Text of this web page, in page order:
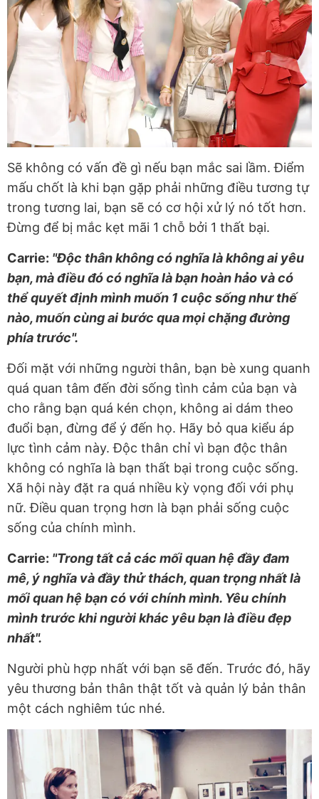
Sẽ không có vấn đề gì nếu bạn mắc sai lầm. Điểm
mấu chốt là khi bạn gặp phải những điều tương tự
trong tương lai, bạn sẽ có cơ hội xử lý nó tốt hơn.
Đừng để bị mắc kẹt mãi 1 chỗ bởi 1 thất bại.
Carrie: "Độc thân không có nghĩa là không ai yêu
bạn, mà điều đó có nghĩa là bạn hoàn hảo và có
thể quyết định mình muốn 1 cuộc sống như thế
nào, muốn cùng ai bước qua mọi chặng đường
phía trước".
Đối mặt với những người thân, bạn bè xung quanh
quá quan tâm đến đời sống tình cảm của bạn và
cho rằng bạn quá kén chọn, không ai dám theo
đuổi bạn, đừng để ý đến họ. Hãy bỏ qua kiểu áp
lực tình cảm này. Độc thân chỉ vì bạn độc thân
không có nghĩa là bạn thất bại trong cuộc sống.
Xã hội này đặt ra quá nhiều kỳ vọng đối với phụ
nữ. Điều quan trọng hơn là bạn phải sống cuộc
sống của chính mình.
Carrie: "Trong tất cả các mối quan hệ đầy đam
mê, ý nghĩa và đầy thử thách, quan trọng nhất là
mối quan hệ bạn có với chính mình. Yêu chính
mình trước khi người khác yêu bạn là điều đẹp
nhất".
Người phù hợp nhất với bạn sẽ đến. Trước đó, hãy
yêu thương bản thân thật tốt và quản lý bản thân
một cách nghiêm túc nhé.